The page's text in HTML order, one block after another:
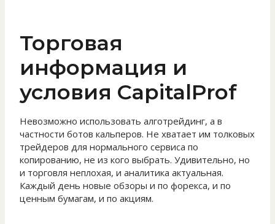
Торговая
информация и
условия CapitalProf
Невозможно использовать алготрейдинг, а в
частности ботов кальперов. Не хватает им толковых
трейдеров для нормального сервиса по
копированию, не из кого выбрать. Удивительно, но
и торговля неплохая, и аналитика актуальная.
Каждый день новые обзоры и по форекса, и по
ценным бумагам, и по акциям.